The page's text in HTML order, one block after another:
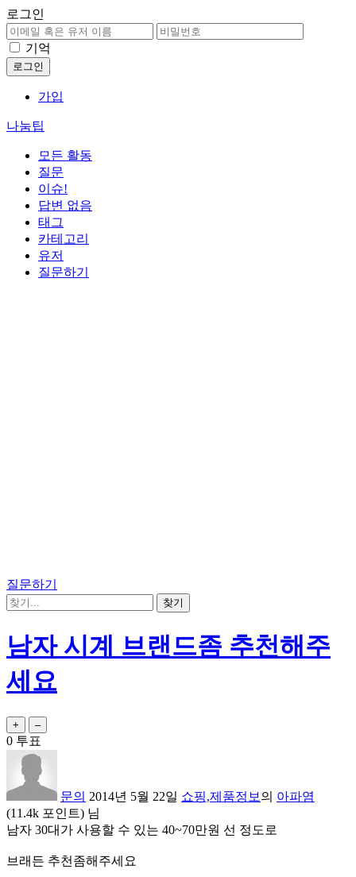
로그인
기억
가입
나눔팁
모든 활동
질문
이슈!
답변 없음
태그
카테고리
유저
질문하기
질문하기
남자 시계 브랜드좀 추천해주
세요
0 투표
문의 2014년 5월 22일 쇼핑,제품정보 의 아파염
(11.4k 포인트) 님
남자 30대가 사용할 수 있는 40~70만원 선 정도로
브래든 추천좀해주세요